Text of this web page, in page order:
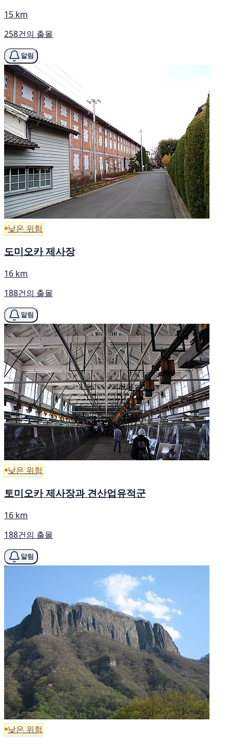
15 km
258건의 출몰
알림
낮은 위험
도미오카 제사장
16 km
188건의 출몰
알림
낮은 위험
토미오카 제사장과 견산업유적군
16 km
188건의 출몰
알림
낮은 위험